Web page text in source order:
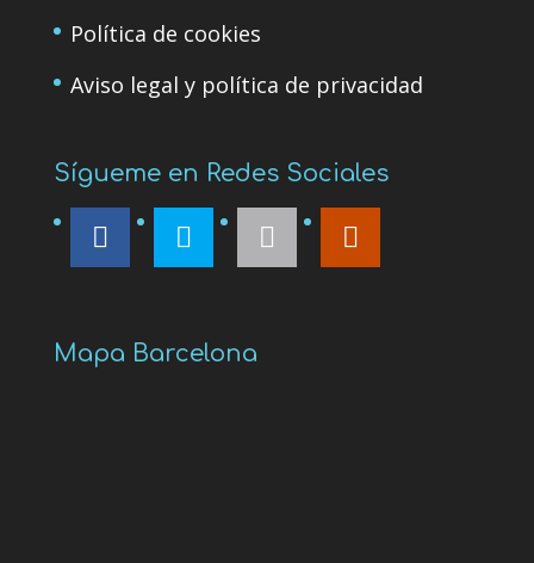
Política de cookies
Aviso legal y política de privacidad
Sígueme en Redes Sociales
Mapa Barcelona